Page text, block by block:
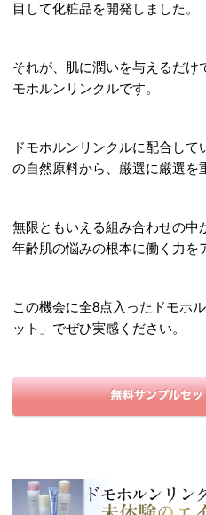
目して化粧品を開発しました。
それが、肌に潤いを与えるだけ
モホルンリンクルです。
ドモホルンリンクルに配合して
の自然原料から、厳選に厳選を
無限ともいえる組み合わせの中
年齢肌の悩みの根本に働く力を
この機会に全8点入ったドモホ
ット」でぜひ実感ください。